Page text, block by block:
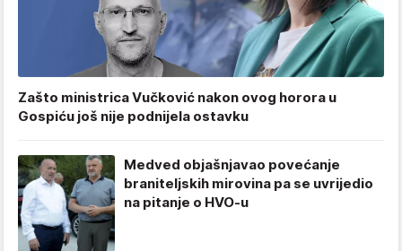
Zašto ministrica Vučković nakon ovog horora u
Gospiću još nije podnijela ostavku
Medved objašnjavao povećanje
braniteljskih mirovina pa se uvrijedio
na pitanje o HVO-u